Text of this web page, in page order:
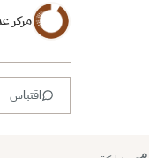
مركز
اقتباس